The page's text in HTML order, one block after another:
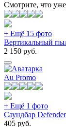
Смотрите, что
+ Ещё 15 фото
Вертикальный
2 150 руб.
Au Promo
+ Ещё 1 фото
Саундбар
405 руб.